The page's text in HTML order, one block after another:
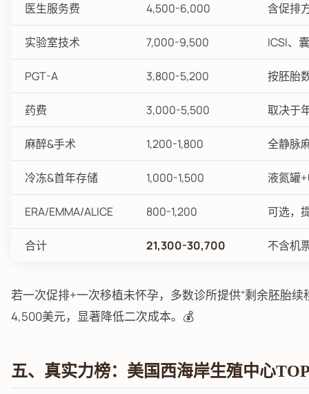
医生服务费 4,500-6,000 含促排
实验室技术 7,000-9,500 ICSI、
PGT-A 3,800-5,200 按胚胎
药费 3,000-5,500 取决于
麻醉&手术 1,200-1,800 全静脉
冷冻&首年存储 1,000-1,500 液氮罐
ERA/EMMA/ALICE 800-1,200 可选，
合计 21,300-30,700 不含机
若一次促排+一次移植未怀孕，多数诊所提供“剩余胚胎
4,500美元，显著降低二次成本。💰
五、真实力榜：美国西海岸生殖中心